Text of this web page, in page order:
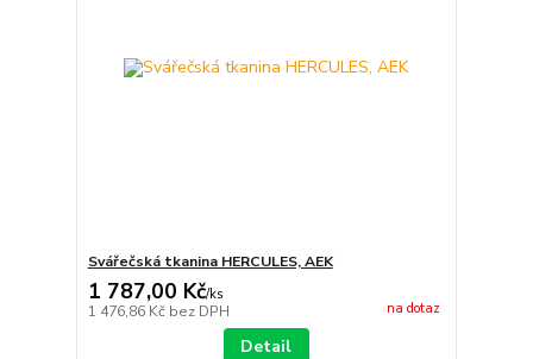
Svářečská tkanina HERCULES, AEK
1 787,00 Kč/ks
1 476,86 Kč bez DPH na dotaz
Detail